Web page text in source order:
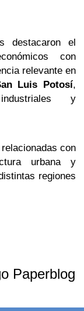
destacaron el
con
relevante en
Luis Potosí,
y
con
urbana y
regiones